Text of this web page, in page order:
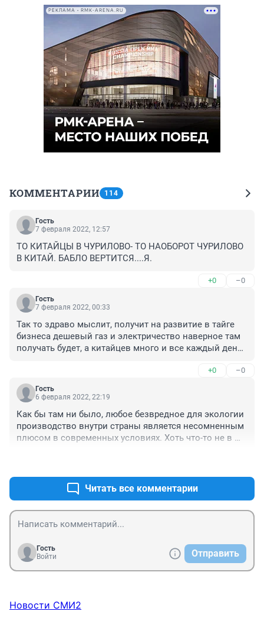
РЕКЛАМА • RMK-ARENA.RU
КОММЕНТАРИИ 114
Гость
7 февраля 2022, 12:57
ТО КИТАЙЦЫ В ЧУРИЛОВО- ТО НАОБОРОТ ЧУРИЛОВО
В КИТАЙ. БАБЛО ВЕРТИТСЯ....Я.
+0 –0
Гость
7 февраля 2022, 00:33
Так то здраво мыслит, получит на развитие в тайге
бизнеса дешевый газ и электричество наверное там
получать будет, а китайцев много и все каждый день
+0 –0
Гость
6 февраля 2022, 22:19
Как бы там ни было, любое безвредное для экологии
производство внутри страны является несомненным
плюсом в современных условиях. Хоть что-то не в
Читать все комментарии
Гость
Войти
Отправить
Новости СМИ2